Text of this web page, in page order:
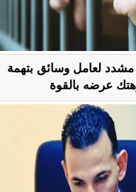
مشدد لعامل وسائق بتهمة
عرضه بالقوة